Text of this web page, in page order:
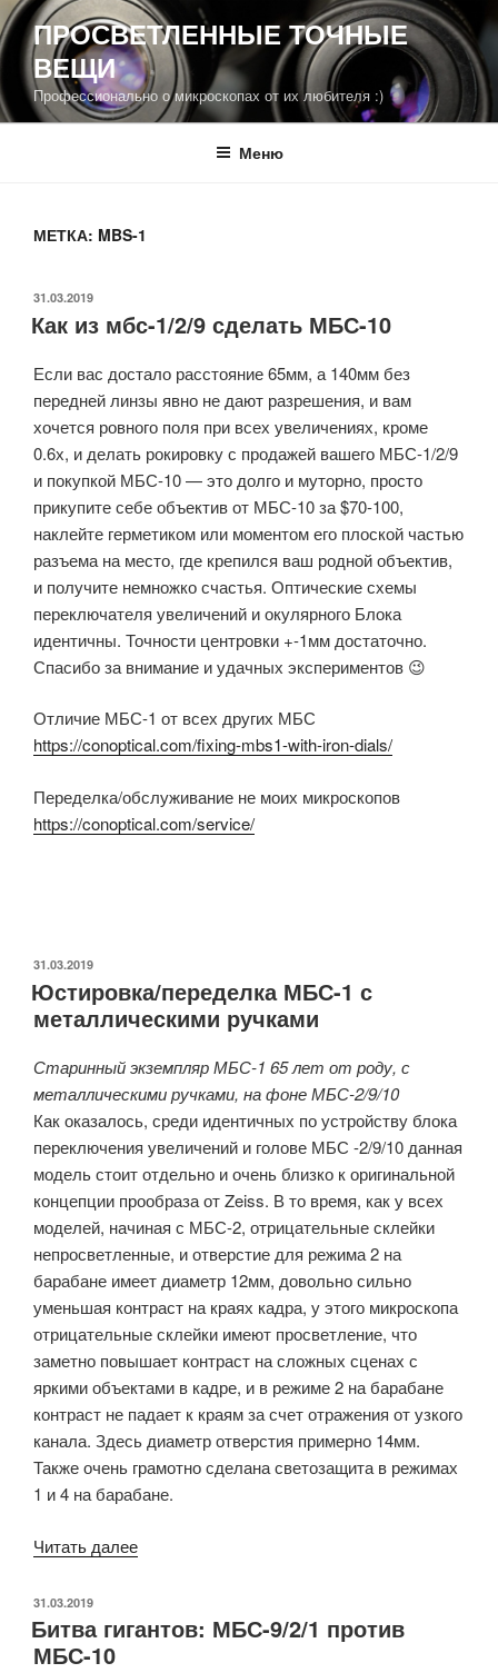
Перейти
к
содержимому
ПРОСВЕТЛЕННЫЕ ТОЧНЫЕ
ВЕЩИ
Профессионально о микроскопах от их любителя :)
Меню
МЕТКА: MBS-1
ОПУБЛИКОВАНО
31.03.2019
Как из мбс-1/2/9 сделать МБС-10
Если вас достало расстояние 65мм, а 140мм без
передней линзы явно не дают разрешения, и вам
хочется ровного поля при всех увеличениях, кроме
0.6х, и делать рокировку с продажей вашего МБС-1/2/9
и покупкой МБС-10 — это долго и муторно, просто
прикупите себе объектив от МБС-10 за $70-100,
наклейте герметиком или моментом его плоской частью
разъема на место, где крепился ваш родной объектив,
и получите немножко счастья. Оптические схемы
переключателя увеличений и окулярного Блока
идентичны. Точности центровки +-1мм достаточно.
Спасибо за внимание и удачных экспериментов 😉
Отличие МБС-1 от всех других МБС
https://conoptical.com/fixing-mbs1-with-iron-dials/
Переделка/обслуживание не моих микроскопов
https://conoptical.com/service/
ОПУБЛИКОВАНО
31.03.2019
Юстировка/переделка МБС-1 с
металлическими ручками
Старинный экземпляр МБС-1 65 лет от роду, с
металлическими ручками, на фоне МБС-2/9/10
Как оказалось, среди идентичных по устройству блока
переключения увеличений и голове МБС -2/9/10 данная
модель стоит отдельно и очень близко к оригинальной
концепции прообраза от Zeiss. В то время, как у всех
моделей, начиная с МБС-2, отрицательные склейки
непросветленные, и отверстие для режима 2 на
барабане имеет диаметр 12мм, довольно сильно
уменьшая контраст на краях кадра, у этого микроскопа
отрицательные склейки имеют просветление, что
заметно повышает контраст на сложных сценах с
яркими объектами в кадре, и в режиме 2 на барабане
контраст не падает к краям за счет отражения от узкого
канала. Здесь диаметр отверстия примерно 14мм.
Также очень грамотно сделана светозащита в режимах
1 и 4 на барабане.
Читать далее«Юстировка/
с
ОПУБЛИКОВАНО
31.03.2019
Битва гигантов: МБС-9/2/1 против
МБС-10